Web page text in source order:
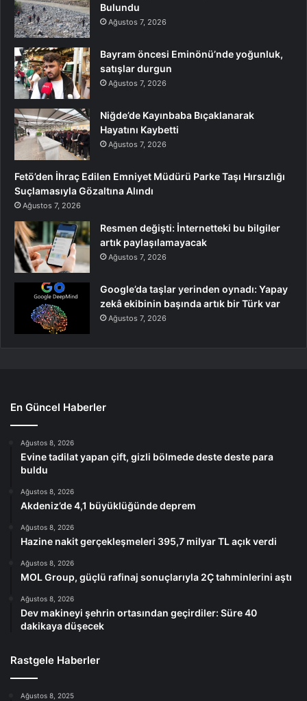
Bulundu
Ağustos 7, 2026
Bayram öncesi Eminönü’nde yoğunluk,
satışlar durgun
Ağustos 7, 2026
Niğde’de Kayınbaba Bıçaklanarak
Hayatını Kaybetti
Ağustos 7, 2026
Fetö’den İhraç Edilen Emniyet Müdürü Parke Taşı Hırsızlığı
Suçlamasıyla Gözaltına Alındı
Ağustos 7, 2026
Resmen değişti: İnternetteki bu bilgiler
artık paylaşılamayacak
Ağustos 7, 2026
Google’da taşlar yerinden oynadı: Yapay
zekâ ekibinin başında artık bir Türk var
Ağustos 7, 2026
En Güncel Haberler
Ağustos 8, 2026
Evine tadilat yapan çift, gizli bölmede deste deste para
buldu
Ağustos 8, 2026
Akdeniz’de 4,1 büyüklüğünde deprem
Ağustos 8, 2026
Hazine nakit gerçekleşmeleri 395,7 milyar TL açık verdi
Ağustos 8, 2026
MOL Group, güçlü rafinaj sonuçlarıyla 2Ç tahminlerini aştı
Ağustos 8, 2026
Dev makineyi şehrin ortasından geçirdiler: Süre 40
dakikaya düşecek
Rastgele Haberler
Ağustos 8, 2025